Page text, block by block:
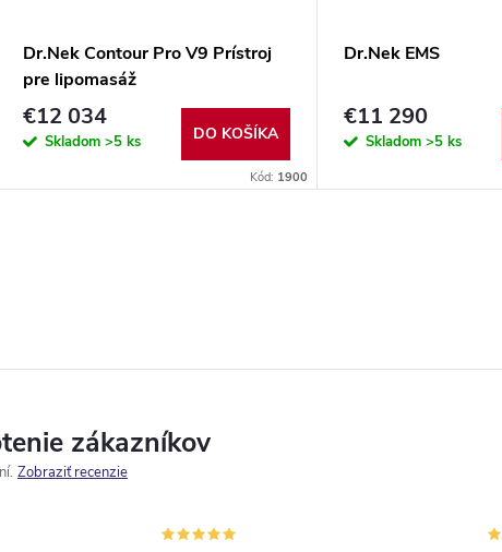
Dr.Nek Contour Pro V9 Prístroj
pre lipomasáž
€12 034
Skladom >5 ks DO KOŠÍKA
Kód: 1900
Dr.Nek EMS
€11 290
Skladom >5 ks
zákazníkov
Zobraziť recenzie